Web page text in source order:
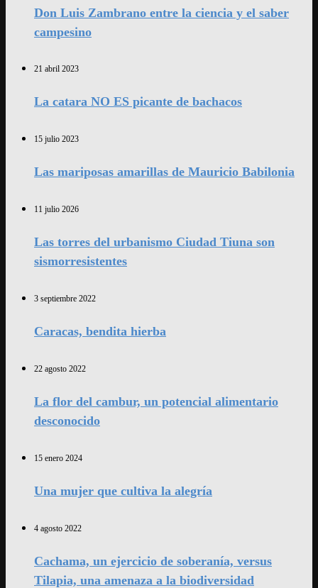
Don Luis Zambrano entre la ciencia y el saber
campesino
21 abril 2023
La catara NO ES picante de bachacos
15 julio 2023
Las mariposas amarillas de Mauricio Babilonia
11 julio 2026
Las torres del urbanismo Ciudad Tiuna son
sismorresistentes
3 septiembre 2022
Caracas, bendita hierba
22 agosto 2022
La flor del cambur, un potencial alimentario
desconocido
15 enero 2024
Una mujer que cultiva la alegría
4 agosto 2022
Cachama, un ejercicio de soberanía, versus
Tilapia, una amenaza a la biodiversidad